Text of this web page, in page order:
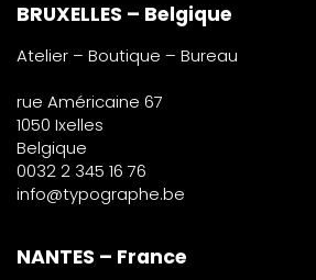
BRUXELLES – Belgique
Atelier – Boutique – Bureau
rue Américaine 67
1050 Ixelles
Belgique
0032 2 345 16 76
info@typographe.be
NANTES – France